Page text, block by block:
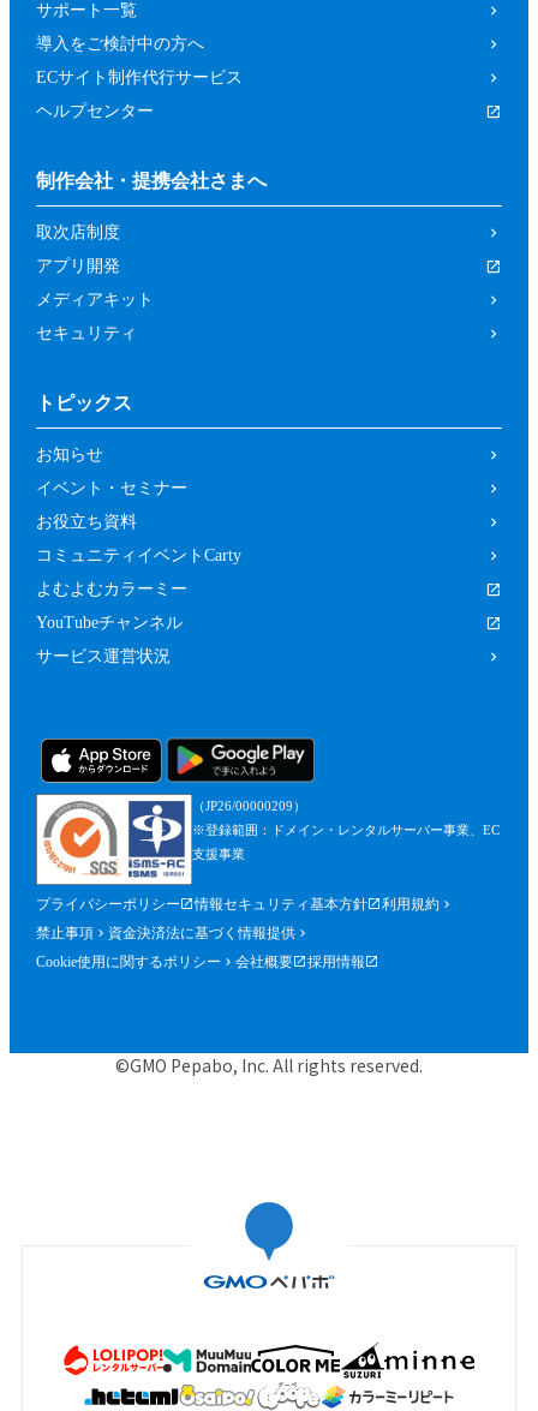
サポート一覧
導入をご検討中の方へ
ECサイト制作代行サービス
ヘルプセンター
制作会社・提携会社さまへ
取次店制度
アプリ開発
メディアキット
セキュリティ
トピックス
お知らせ
イベント・セミナー
お役立ち資料
コミュニティイベントCarty
よむよむカラーミー
YouTubeチャンネル
サービス運営状況
（JP26/00000209）
※登録範囲：ドメイン・レンタルサーバー事業、EC
支援事業
プライバシーポリシー 情報セキュリティ基本方針
利用規約
禁止事項
資金決済法に基づく情報提供
Cookie使用に関するポリシー
会社概要 採用情報
©GMO Pepabo, Inc. All rights reserved.